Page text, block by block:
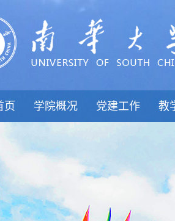
页 学院概况 党建工作 教